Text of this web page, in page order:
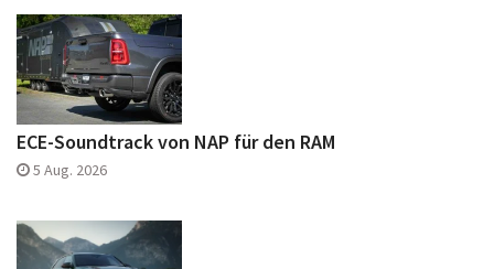
ECE-Soundtrack von NAP für den RAM
5 Aug. 2026